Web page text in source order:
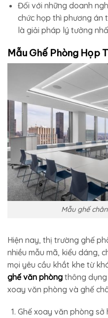
Đối với những doanh
chức họp thì phương án
là giải pháp lý tưởng
Mẫu Ghế Phòng Họp
Mẫu ghế
Hiện nay, thị trường ghế
nhiều mẫu mã, kiểu dáng,
mọi yêu cầu khắt khe từ
ghế văn phòng thông
xoay văn phòng và ghế
Ghế xoay văn phòng